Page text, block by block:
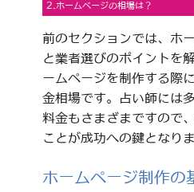
2.ホームページの相場は？
前のセクションでは、ホ
と業者選びのポイントを
ームページを制作する際
金相場です。占い師には
料金もさまざまですので
ことが成功への鍵となりま
ホームページ制作の